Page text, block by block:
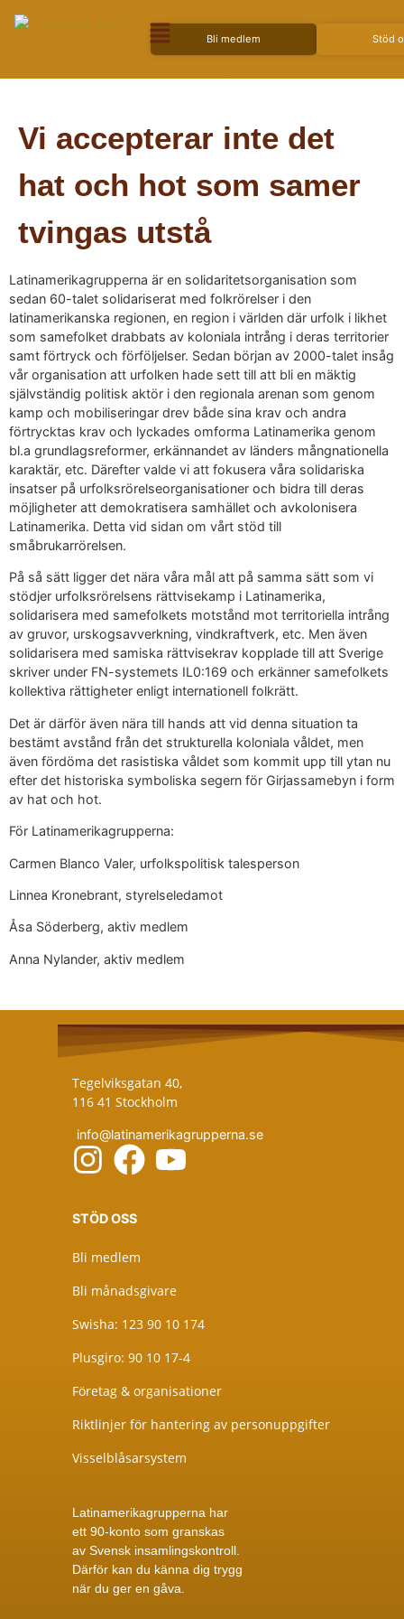
Bli medlem Stöd
Vi accepterar inte det
hat och hot som samer
tvingas utstå
Latinamerikagrupperna är en solidaritetsorganisation som
sedan 60-talet solidariserat med folkrörelser i den
latinamerikanska regionen, en region i världen där urfolk i likhet
som samefolket drabbats av koloniala intrång i deras territorier
samt förtryck och förföljelser. Sedan början av 2000-talet insåg
vår organisation att urfolken hade sett till att bli en mäktig
självständig politisk aktör i den regionala arenan som genom
kamp och mobiliseringar drev både sina krav och andra
förtrycktas krav och lyckades omforma Latinamerika genom
bl.a grundlagsreformer, erkännandet av länders mångnationella
karaktär, etc. Därefter valde vi att fokusera våra solidariska
insatser på urfolksrörelseorganisationer och bidra till deras
möjligheter att demokratisera samhället och avkolonisera
Latinamerika. Detta vid sidan om vårt stöd till
småbrukarrörelsen.
På så sätt ligger det nära våra mål att på samma sätt som vi
stödjer urfolksrörelsens rättvisekamp i Latinamerika,
solidarisera med samefolkets motstånd mot territoriella intrång
av gruvor, urskogsavverkning, vindkraftverk, etc. Men även
solidarisera med samiska rättvisekrav kopplade till att Sverige
skriver under FN-systemets IL0:169 och erkänner samefolkets
kollektiva rättigheter enligt internationell folkrätt.
Det är därför även nära till hands att vid denna situation ta
bestämt avstånd från det strukturella koloniala våldet, men
även fördöma det rasistiska våldet som kommit upp till ytan nu
efter det historiska symboliska segern för Girjassamebyn i form
av hat och hot.
För Latinamerikagrupperna:
Carmen Blanco Valer, urfolkspolitisk talesperson
Linnea Kronebrant, styrelseledamot
Åsa Söderberg, aktiv medlem
Anna Nylander, aktiv medlem
Tegelviksgatan 40,
116 41 Stockholm
info@latinamerikagrupperna.se
STÖD OSS
Bli medlem
Bli månadsgivare
Swisha: 123 90 10 174
Plusgiro: 90 10 17-4
Företag & organisationer
Riktlinjer för hantering av personuppgifter
Visselblåsarsystem
Latinamerikagrupperna har
ett 90-konto som granskas
av Svensk insamlingskontroll
Därför kan du känna dig trygg
när du ger en gåva.